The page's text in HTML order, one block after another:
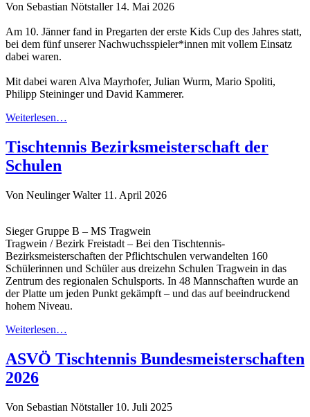
Von Sebastian Nötstaller 14. Mai 2026
Am 10. Jänner fand in Pregarten der erste Kids Cup des Jahres statt,
bei dem fünf unserer Nachwuchsspieler*innen mit vollem Einsatz
dabei waren.
Mit dabei waren Alva Mayrhofer, Julian Wurm, Mario Spoliti,
Philipp Steininger und David Kammerer.
Weiterlesen…
Tischtennis Bezirksmeisterschaft der
Schulen
Von Neulinger Walter 11. April 2026
Sieger Gruppe B – MS Tragwein
Tragwein / Bezirk Freistadt – Bei den Tischtennis-
Bezirksmeisterschaften der Pflichtschulen verwandelten 160
Schülerinnen und Schüler aus dreizehn Schulen Tragwein in das
Zentrum des regionalen Schulsports. In 48 Mannschaften wurde an
der Platte um jeden Punkt gekämpft – und das auf beeindruckend
hohem Niveau.
Weiterlesen…
ASVÖ Tischtennis Bundesmeisterschaften
2026
Von Sebastian Nötstaller 10. Juli 2025